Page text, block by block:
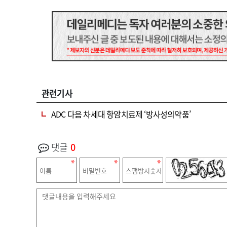
관련기사
ADC 다음 차세대 항암치료제 ‘방사성의약품’
댓글 0